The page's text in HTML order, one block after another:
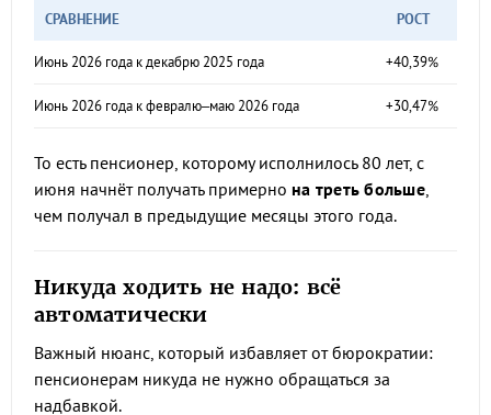
СРАВНЕНИЕ РОСТ
Июнь 2026 года к декабрю 2025 года +40,39%
Июнь 2026 года к февралю–маю 2026 года +30,47%
То есть пенсионер, которому исполнилось 80 лет, с
июня начнёт получать примерно на треть больше,
чем получал в предыдущие месяцы этого года.
Никуда ходить не надо: всё
автоматически
Важный нюанс, который избавляет от бюрократии:
пенсионерам никуда не нужно обращаться за
надбавкой.